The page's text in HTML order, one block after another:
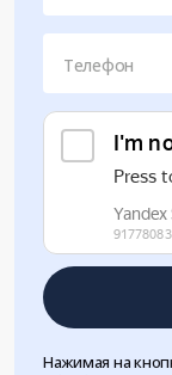
Телефон
Нажимая на